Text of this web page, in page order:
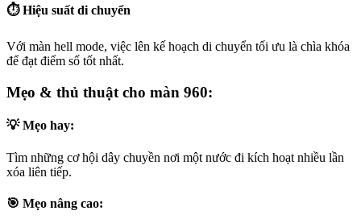
⏱️ Hiệu suất di chuyển
Với màn hell mode, việc lên kế hoạch di chuyển tối ưu là chìa khóa
để đạt điểm số tốt nhất.
Mẹo & thủ thuật cho màn 960:
💡 Mẹo hay:
Tìm những cơ hội dây chuyền nơi một nước đi kích hoạt nhiều lần
xóa liên tiếp.
🎯 Mẹo nâng cao: